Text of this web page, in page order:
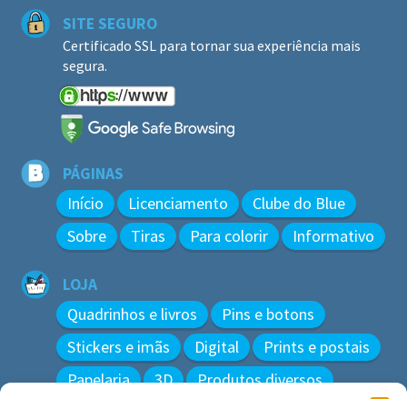
SITE SEGURO
Certificado SSL para tornar sua experiência mais
segura.
PÁGINAS
Início Licenciamento
Clube do Blue
Sobre
Tiras Para colorir Informativo
LOJA
Quadrinhos e livros
Pins e botons
Stickers e imãs
Digital
Prints e postais
Papelaria
3D Produtos diversos